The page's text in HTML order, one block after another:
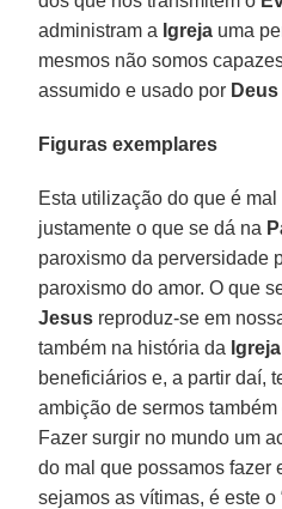
administram a Igreja uma
mesmos não somos
assumido e usado por Deus
Figuras exemplares
Esta utilização do que é
justamente o que se dá na
paroxismo da perversidade
paroxismo do amor. O que
Jesus reproduz-se em
também na história da Igreja
beneficiários e, a partir daí,
ambição de sermos
Fazer surgir no mundo um
do mal que possamos fazer
sejamos as vítimas, é este o